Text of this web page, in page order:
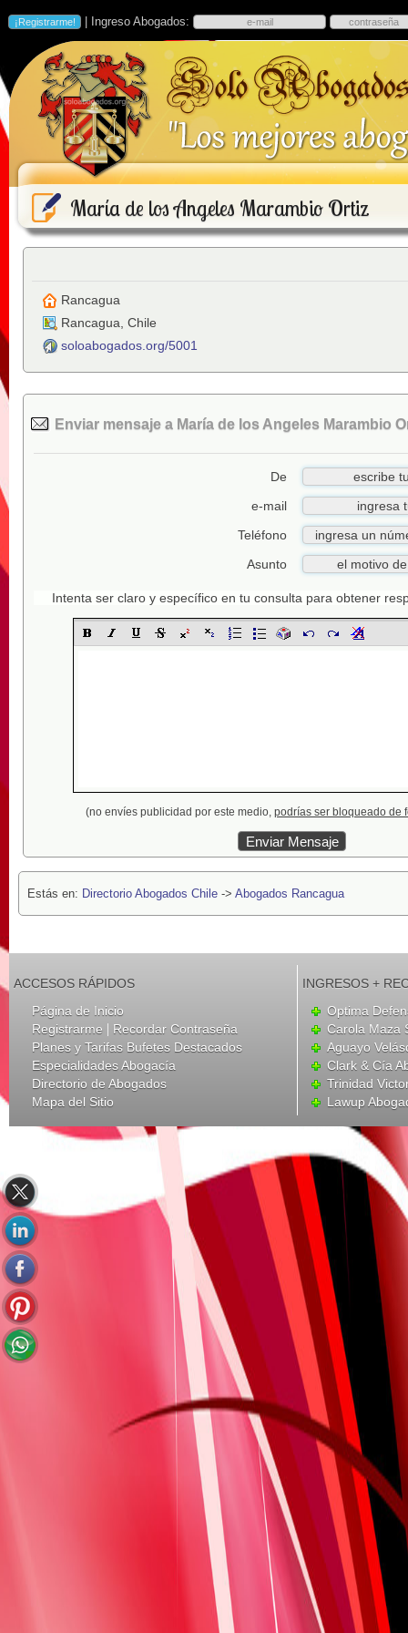
| Ingreso Abogados:
María de los Angeles Marambio Ortiz
Rancagua
Rancagua Chile
soloabogados.org/5001
Enviar mensaje a María de los Angeles Marambio
De
e-mail
Teléfono
Asunto
Intenta ser claro y específico en tu consulta para obtener
(no envíes publicidad por este medio, podrías ser bloqueado de
Estás en: Directorio Abogados Chile -> Abogados Rancagua
ACCESOS RÁPIDOS
Página de Inicio
Registrarme | Recordar Contraseña
Planes y Tarifas Bufetes Destacados
Especialidades Abogacía
Directorio de Abogados
Mapa del Sitio
INGRESOS +
Optima
Carola Maza
Aguayo
Clark & Cía
Trinidad
Lawup